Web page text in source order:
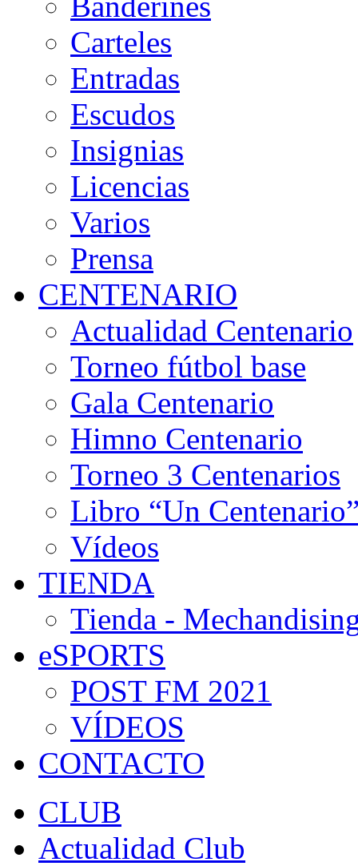
Carteles
Entradas
Escudos
Insignias
Licencias
Varios
Prensa
CENTENARIO
Actualidad Centenario
Torneo fútbol base
Gala Centenario
Himno Centenario
Torneo 3 Centenarios
Libro “Un
Vídeos
TIENDA
Tienda -
eSPORTS
POST FM 2021
VÍDEOS
CONTACTO
CLUB
Actualidad Club